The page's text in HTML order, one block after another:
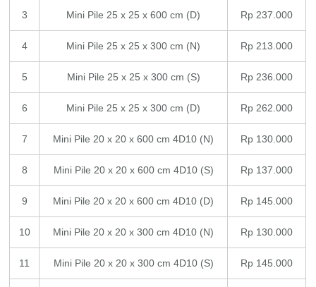
3 Mini Pile 25 x 25 x 600 cm (D) Rp 237.000
4 Mini Pile 25 x 25 x 300 cm (N) Rp 213.000
5 Mini Pile 25 x 25 x 300 cm (S) Rp 236.000
6 Mini Pile 25 x 25 x 300 cm (D) Rp 262.000
7 Mini Pile 20 x 20 x 600 cm 4D10 (N) Rp 130.000
8 Mini Pile 20 x 20 x 600 cm 4D10 (S) Rp 137.000
9 Mini Pile 20 x 20 x 600 cm 4D10 (D) Rp 145.000
10 Mini Pile 20 x 20 x 300 cm 4D10 (N) Rp 130.000
11 Mini Pile 20 x 20 x 300 cm 4D10 (S) Rp 145.000